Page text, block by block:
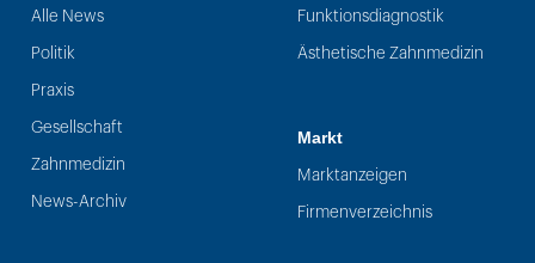
Alle News
Politik
Praxis
Gesellschaft
Zahnmedizin
News-Archiv
Funktionsdiagnostik
Ästhetische Zahnmedizin
Markt
Marktanzeigen
Firmenverzeichnis